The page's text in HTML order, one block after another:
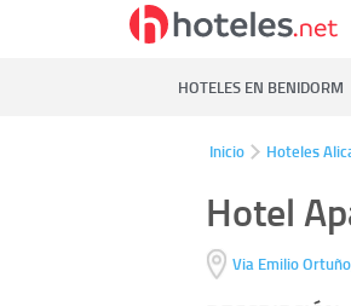
HOTELES EN BENIDORM
Inicio Hoteles
Hotel
Via Emilio